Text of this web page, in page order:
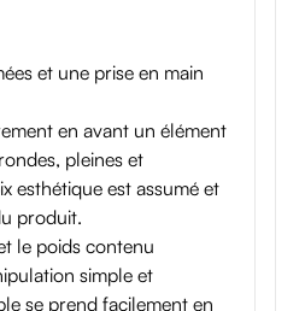
et une prise en main
en avant un élément
pleines et
esthétique est assumé et
produit.
le poids contenu
simple et
se prend facilement en